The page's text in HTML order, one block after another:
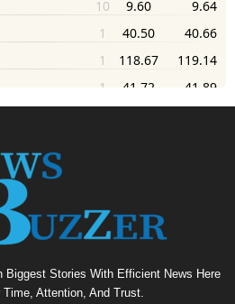
Biggest Stories With Efficient News Here
Time, Attention, And Trust.